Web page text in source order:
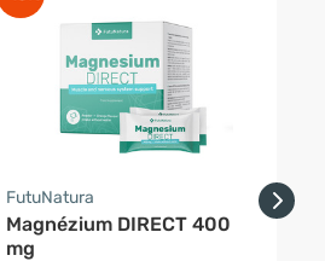
FutuNatura
Magnézium DIRECT 400
mg